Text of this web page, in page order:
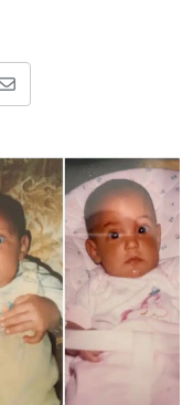
Share
Email